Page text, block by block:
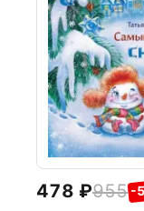
478 955 -